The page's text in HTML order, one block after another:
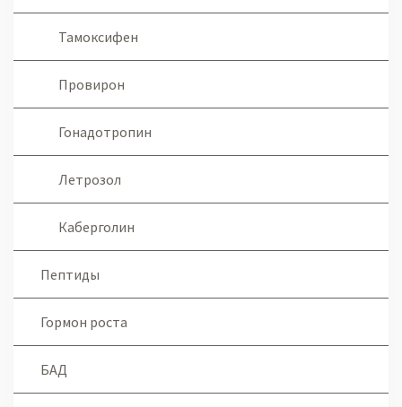
Тамоксифен
Провирон
Гонадотропин
Летрозол
Каберголин
Пептиды
Гормон роста
БАД